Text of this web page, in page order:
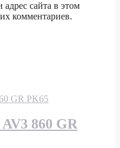
сайта в этом
комментариев.
860 GR